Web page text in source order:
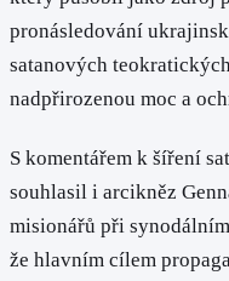
pronásledování
satanových
nadpřirozenou moc a
S komentářem k šíření
souhlasil i arcikněz
misionářů při
že hlavním cílem